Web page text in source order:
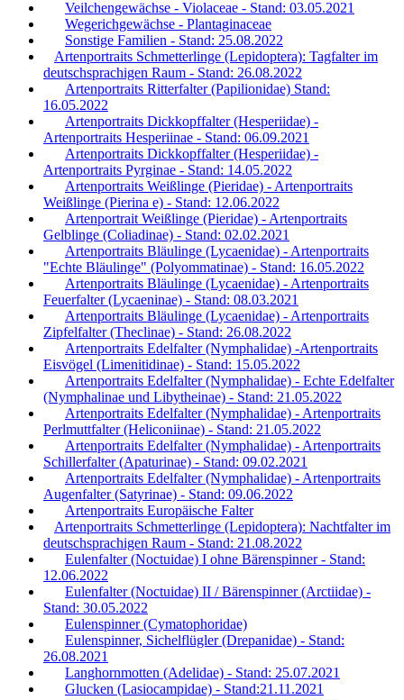
Veilchengewächse - Violaceae - Stand: 03.05.2021
Wegerichgewächse - Plantaginaceae
Sonstige Familien - Stand: 25.08.2022
Artenportraits Schmetterlinge (Lepidoptera): Tagfalter im
deutschsprachigen Raum - Stand: 26.08.2022
Artenportraits Ritterfalter (Papilionidae) Stand:
16.05.2022
Artenportraits Dickkopffalter (Hesperiidae) -
Artenportraits Hesperiinae - Stand: 06.09.2021
Artenportraits Dickkopffalter (Hesperiidae) -
Artenportraits Pyrginae - Stand: 14.05.2022
Artenportraits Weißlinge (Pieridae) - Artenportraits
Weißlinge (Pierina e) - Stand: 12.06.2022
Artenportrait Weißlinge (Pieridae) - Artenportraits
Gelblinge (Coliadinae) - Stand: 02.02.2021
Artenportraits Bläulinge (Lycaenidae) - Artenportraits
"Echte Bläulinge" (Polyommatinae) - Stand: 16.05.2022
Artenportraits Bläulinge (Lycaenidae) - Artenportraits
Feuerfalter (Lycaeninae) - Stand: 08.03.2021
Artenportraits Bläulinge (Lycaenidae) - Artenportraits
Zipfelfalter (Theclinae) - Stand: 26.08.2022
Artenportraits Edelfalter (Nymphalidae) -Artenportraits
Eisvögel (Limenitidinae) - Stand: 15.05.2022
Artenportraits Edelfalter (Nymphalidae) - Echte Edelfalter
(Nymphalinae und Libytheinae) - Stand: 21.05.2022
Artenportraits Edelfalter (Nymphalidae) - Artenportraits
Perlmuttfalter (Heliconiinae) - Stand: 21.05.2022
Artenportraits Edelfalter (Nymphalidae) - Artenportraits
Schillerfalter (Apaturinae) - Stand: 09.02.2021
Artenportraits Edelfalter (Nymphalidae) - Artenportraits
Augenfalter (Satyrinae) - Stand: 09.06.2022
Artenportraits Europäische Falter
Artenportraits Schmetterlinge (Lepidoptera): Nachtfalter im
deutschsprachigen Raum - Stand: 21.08.2022
Eulenfalter (Noctuidae) I ohne Bärenspinner - Stand:
12.06.2022
Eulenfalter (Noctuidae) II / Bärenspinner (Arctiidae) -
Stand: 30.05.2022
Eulenspinner (Cymatophoridae)
Eulenspinner, Sichelflügler (Drepanidae) - Stand:
26.08.2021
Langhornmotten (Adelidae) - Stand: 25.07.2021
Glucken (Lasiocampidae) - Stand:21.11.2021